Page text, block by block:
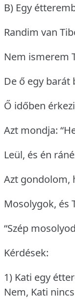
B) Egy
Randim van
Nem ismerem
De ő egy barát
Ő időben
Azt mondja:
Leül, és én
Azt gondolom,
Mosolygok, és
“Szép
Kérdések:
1) Kati egy
Nem, Kati